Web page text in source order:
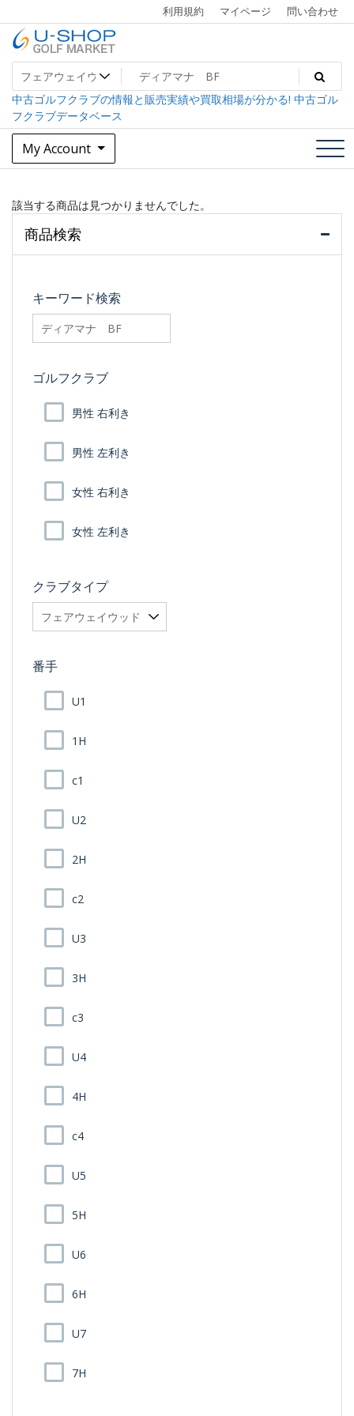
to
content
利用規約 マイページ 問い合わせ
U-SHOP Golf Market dev
中古ゴルフクラブ最大級！U-SHOPゴルフマーケット
中古ゴルフクラブの情報と販売実績や買取相場が分かる! 中古ゴル
フクラブデータベース
My Account
該当する商品は見つかりませんでした。
商品検索
キーワード検索
searchfilter_pro
ゴルフクラブ
男性 右利き
男性 左利き
女性 右利き
女性 左利き
クラブタイプ
番手
U1
1H
c1
U2
2H
c2
U3
3H
c3
U4
4H
c4
U5
5H
U6
6H
U7
7H